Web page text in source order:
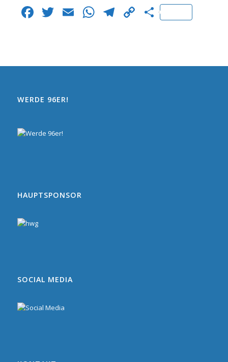
Facebook
Twitter
EmailWhatsApp
Telegram
Copy
Teilen
WERDE 96ER!
HAUPTSPONSOR
SOCIAL MEDIA